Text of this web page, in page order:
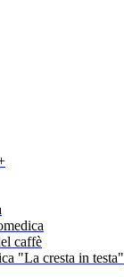
caffè
"La cresta in testa"